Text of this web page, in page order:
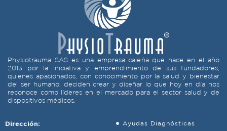
Physiotrauma SAS es una empresa caleña que nace en el año
2013 por la iniciativa y emprendimiento de sus fundadores,
quienes apasionados, con conocimiento por la salud y bienestar
del ser humano, deciden crear y diseñar lo que hoy en día nos
reconoce como líderes en el mercado para el sector salud y de
dispositivos médicos.
Dirección:
Ayudas Diagnósticas